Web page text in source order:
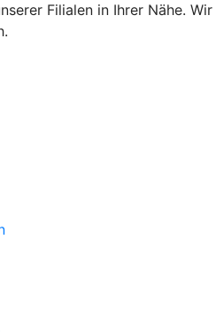
Filialen in Ihrer Nähe. Wir